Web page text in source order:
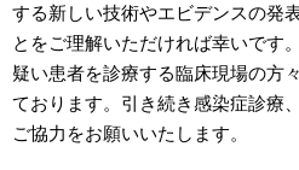
する新しい技術やエビデンスの発
とをご理解いただければ幸いです
疑い患者を診療する臨床現場の方
ております。引き続き感染症診療
ご協力をお願いいたします。